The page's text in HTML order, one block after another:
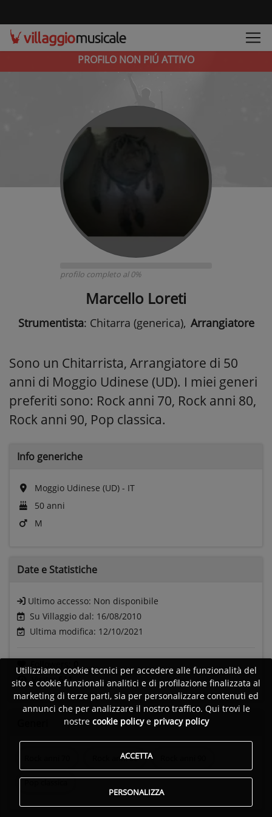
PROFILO NON PIÚ ATTIVO
profilo completo al 0%
Marcello Loreti
Strumentista: Chitarra (generica), Arrangiatore
Sono un Chitarrista, Arrangiatore di 50
anni di Moggio Udinese (UD). I miei generi
preferiti sono: Rock anni 70, Rock anni 80,
Rock anni 90, Pop classica.
Info generiche
Moggio Udinese (UD) - IT
50 anni
M
Date e Statistiche
Ultimo accesso: Non disponibile
Su Villaggio dal: 16/08/2010
Ultima modifica: 12/10/2021
Visite:611
Rock anni 80
Utilizziamo cookie tecnici per accedere alle funzionalità del
sito e cookie funzionali analitici e di profilazione finalizzata al
marketing di terze parti, sia per personalizzare contenuti ed
annunci che per analizzare il nostro traffico. Qui trovi le
nostre cookie policye privacy policy
ACCETTA
PERSONALIZZA